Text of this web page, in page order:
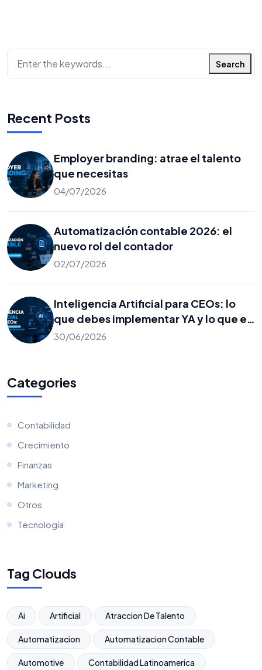
Search
Recent Posts
Employer branding: atrae el talento
que necesitas
04/07/2026
Automatización contable 2026: el
nuevo rol del contador
02/07/2026
Inteligencia Artificial para CEOs: lo
que debes implementar YA y lo que es
solo ruido de mercado
30/06/2026
Categories
Contabilidad
Crecimiento
Finanzas
Marketing
Otros
Tecnología
Tag Clouds
Ai Artificial Atraccion De Talento
Automatizacion Automatizacion Contable
Automotive Contabilidad Latinoamerica